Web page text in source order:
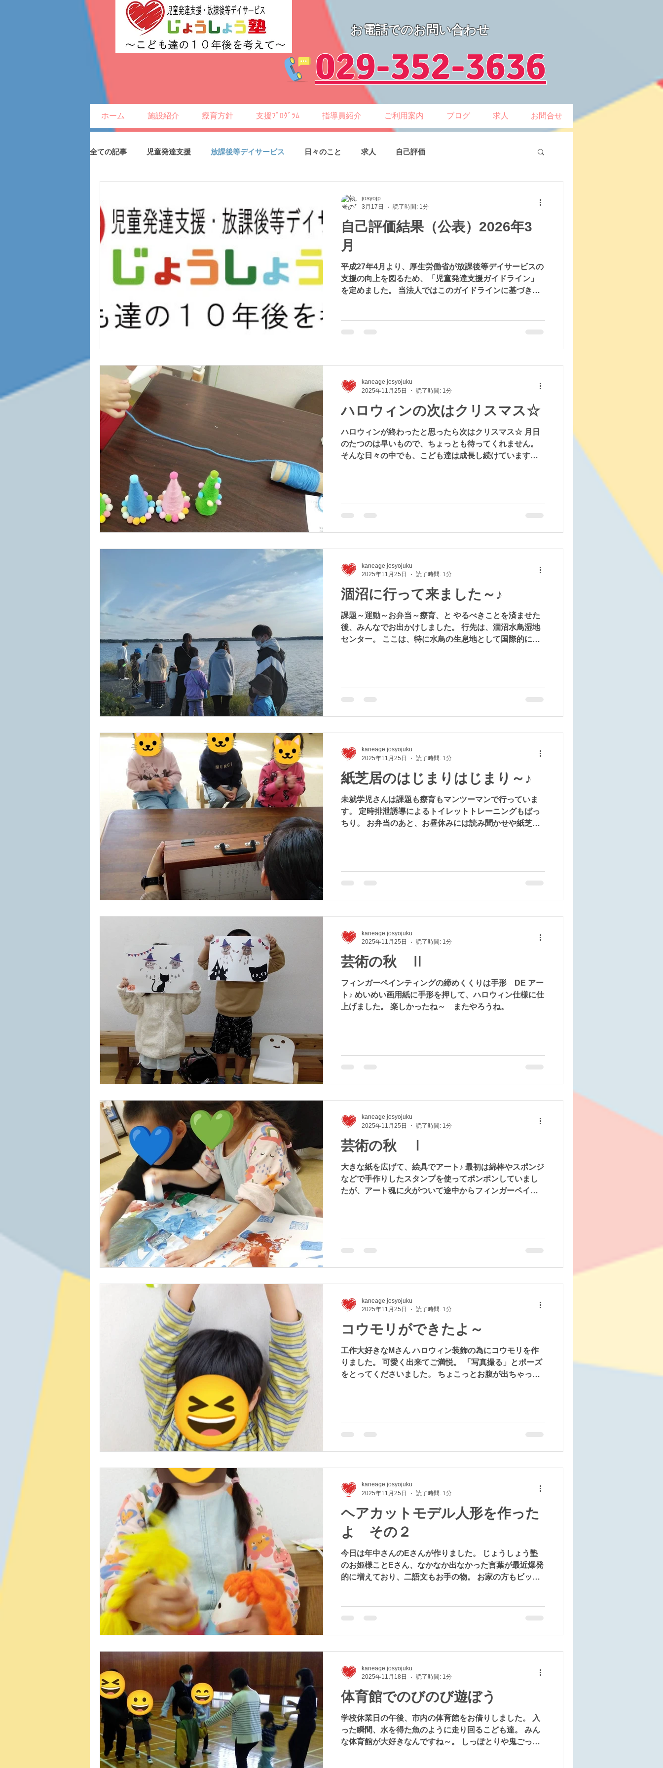
お電話でのお問い合わせ
​029-352-3636
ホーム 施設紹介 療育方針 支援ﾌﾟﾛｸﾞﾗﾑ 指導員紹介 ご利用案内 ブログ 求人 お問合せ
全ての記事 児童発達支援 放課後等デイサービス 日々のこと 求人 自己評価
自己評価結果（公表）2026年3
月
平成27年4月より、厚生労働省が放課後等デイサービスの
支援の向上を図るため、「児童発達支援ガイドライン」
を定めました。 当法人ではこのガイドラインに基づき、
josyojp
3月17日
読了時間: 1分
ハロウィンの次はクリスマス☆
ハロウィンが終わったと思ったら次はクリスマス☆ 月日
のたつのは早いもので、ちょっとも待ってくれません。
そんな日々の中でも、こども達は成長し続けています。
その子のペースで前進しましょう。 時には足踏みするこ
まりです。 どんな速度であれ、どんな内容であれ、こど
もはみんな成長します。 うさぎとカメのお話のように、
うさぎ型もいればカメ型もいるけど、どの子も確実に成
長しているんです。 じょうしょう塾には現在２才から１
７才の児童が在籍しています。 今日は１７才さんが毛糸
をくるくる巻いて素敵なクリスマスツリーを作ってくれ
ました。 １８才になれば児童施設は卒業となります。 す
っかり成長したKさん、これからも一緒に楽しい日々を重
ねましょう☆
kaneage josyojuku
2025年11月25日
読了時間: 1分
涸沼に行って来ました～♪
課題～運動～お弁当～療育、と やるべきことを済ませた
後、みんなでお出かけしました。 行先は、涸沼水鳥湿地
センター。 ここは、特に水鳥の生息地として国際的に重
を使った釣り体験をしたり、施設を楽しみました。 天候
kaneage josyojuku
2025年11月25日
読了時間: 1分
紙芝居のはじまりはじまり～♪
未就学児さんは課題も療育もマンツーマンで行っていま
す。 定時排泄誘導によるトイレットトレーニングもばっ
ちり。 お弁当のあと、お昼休みには読み聞かせや紙芝居
「おおきくおおきくおおきくなあれ」。 読み手と聞き手
kaneage josyojuku
2025年11月25日
読了時間: 1分
芸術の秋 Ⅱ
フィンガーペインティングの締めくくりは手形 DE アー
ト♪ めいめい画用紙に手形を押して、ハロウィン仕様に仕
上げました。 楽しかったね～ またやろうね。
kaneage josyojuku
2025年11月25日
読了時間: 1分
芸術の秋 Ⅰ
大きな紙を広げて、絵具でアート♪ 最初は綿棒やスポンジ
などで手作りしたスタンプを使ってポンポンしていまし
たが、アート魂に火がついて途中からフィンガーペイン
にしな～い♪ アートって楽しいね（＾＾）
kaneage josyojuku
2025年11月25日
読了時間: 1分
コウモリができたよ～
工作大好きなMさん ハロウィン装飾の為にコウモリを作
りました。 可愛く出来てご満悦。 「写真撮る」とポーズ
をとってくださいました。 ちょこっとお腹が出ちゃった
kaneage josyojuku
2025年11月25日
読了時間: 1分
ヘアカットモデル人形を作った
よ その２
今日は年中さんのEさんが作りました。 じょうしょう塾
のお姫様ことEさん、なかなか出なかった言葉が最近爆発
的に増えており、二語文もお手の物。 お家の方もビック
の物が出来ました。 お持ち帰りになった為、画像をお見
です♡
kaneage josyojuku
2025年11月25日
読了時間: 1分
体育館でのびのび遊ぼう
学校休業日の午後、市内の体育館をお借りしました。 入
った瞬間、水を得た魚のように走り回るこども達。 みん
な体育館が大好きなんですね～。 しっぽとりや鬼ごっこ
kaneage josyojuku
2025年11月18日
読了時間: 1分